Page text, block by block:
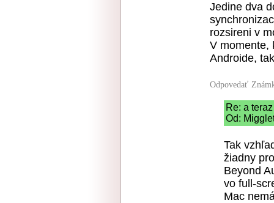
Jedine dva
rozsireni v
V momente,
Androide,
Odpovedať
Re: a teraz
Od:
Tak
žiadny
Beyond
vo full-
Mac